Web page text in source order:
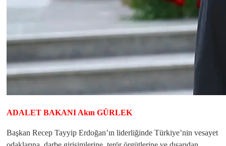
ADALET BAKANI Akın GÜRLEK
Başkan Recep Tayyip Erdoğan’ın liderliğinde Türkiye’nin vesayet